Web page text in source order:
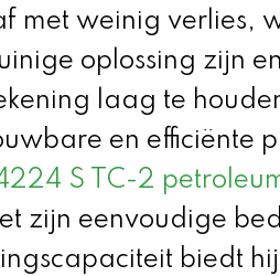
met weinig verlies,
oplossing zijn
laag te
en efficiënte
S TC-2
zijn eenvoudige
biedt